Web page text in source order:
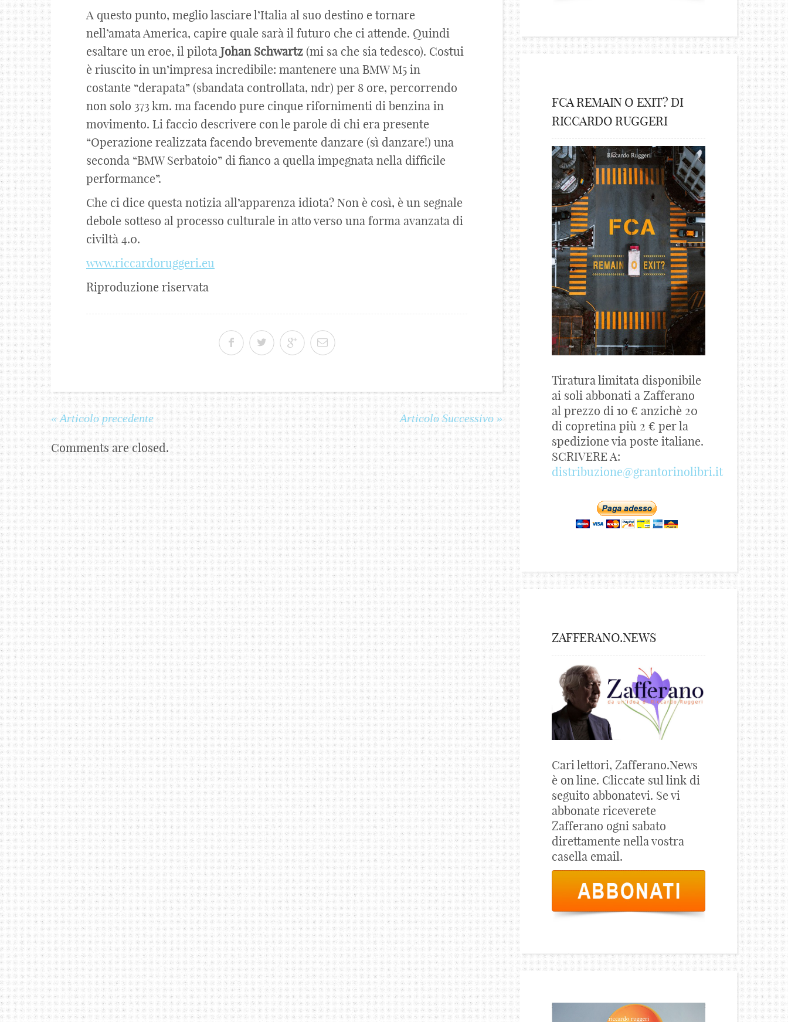
A questo punto, meglio lasciare l’Italia al suo destino e tornare
nell’amata America, capire quale sarà il futuro che ci attende. Quindi
esaltare un eroe, il pilota Johan Schwartz (mi sa che sia tedesco). Costui
è riuscito in un’impresa incredibile: mantenere una BMW M5 in
costante “derapata” (sbandata controllata, ndr) per 8 ore, percorrendo
non solo 373 km. ma facendo pure cinque rifornimenti di benzina in
movimento. Li faccio descrivere con le parole di chi era presente
“Operazione realizzata facendo brevemente danzare (sì danzare!) una
seconda “BMW Serbatoio” di fianco a quella impegnata nella difficile
performance”.
Che ci dice questa notizia all’apparenza idiota? Non è così, è un segnale
debole sotteso al processo culturale in atto verso una forma avanzata di
civiltà 4.0.
www.riccardoruggeri.eu
Riproduzione riservata
« Articolo precedente Articolo Successivo »
Comments are closed.
FCA REMAIN O EXIT? DI
RICCARDO RUGGERI
Tiratura limitata disponibile
ai soli abbonati a Zafferano
al prezzo di 10 € anzichè 20
di copretina più 2 € per la
spedizione via poste italiane.
SCRIVERE A:
distribuzione@grantorinolibri.it
ZAFFERANO.NEWS
Cari lettori, Zafferano.News
è on line. Cliccate sul link di
seguito abbonatevi. Se vi
abbonate riceverete
Zafferano ogni sabato
direttamente nella vostra
casella email.